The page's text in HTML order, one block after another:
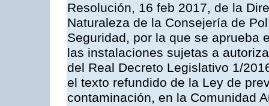
Resolución, 16 feb 2017, de la
Naturaleza de la Consejería de
Seguridad, por la que se aprueba
las instalaciones sujetas a
del Real Decreto Legislativo 1/
el texto refundido de la Ley de
contaminación, en la Comunidad